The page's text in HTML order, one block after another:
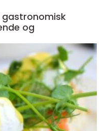
gastronomisk
og